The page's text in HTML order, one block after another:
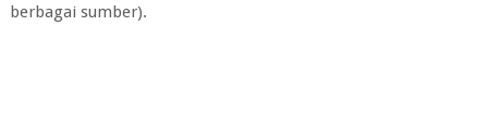
berbagai sumber).